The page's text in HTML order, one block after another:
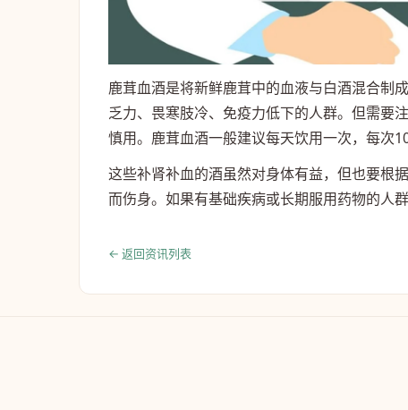
鹿茸血酒是将新鲜鹿茸中的血液与白酒混合制
乏力、畏寒肢冷、免疫力低下的人群。但需要
慎用。鹿茸血酒一般建议每天饮用一次，每次
这些补肾补血的酒虽然对身体有益，但也要根
而伤身。如果有基础疾病或长期服用药物的人
← 返回资讯列表